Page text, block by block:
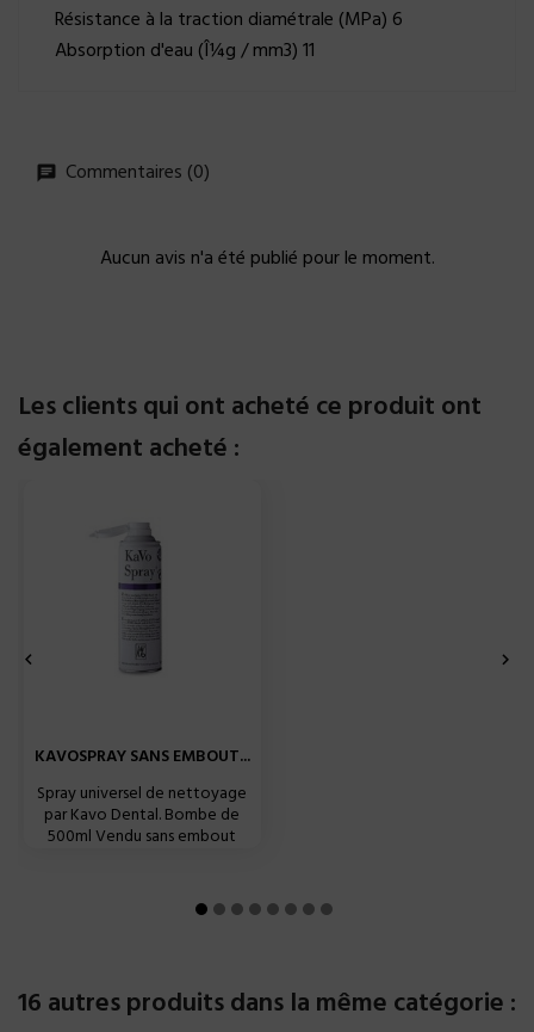
Résistance à la traction diamétrale (MPa) 6
Absorption d'eau (Î¼g / mm3) 11
Commentaires (0)
Aucun avis n'a été publié pour le moment.
Les clients qui ont acheté ce produit ont
également acheté :
KAVOSPRAY SANS EMBOUT...
Spray universel de nettoyage
par Kavo Dental. Bombe de
500ml Vendu sans embout
 
16 autres produits dans la même catégorie :